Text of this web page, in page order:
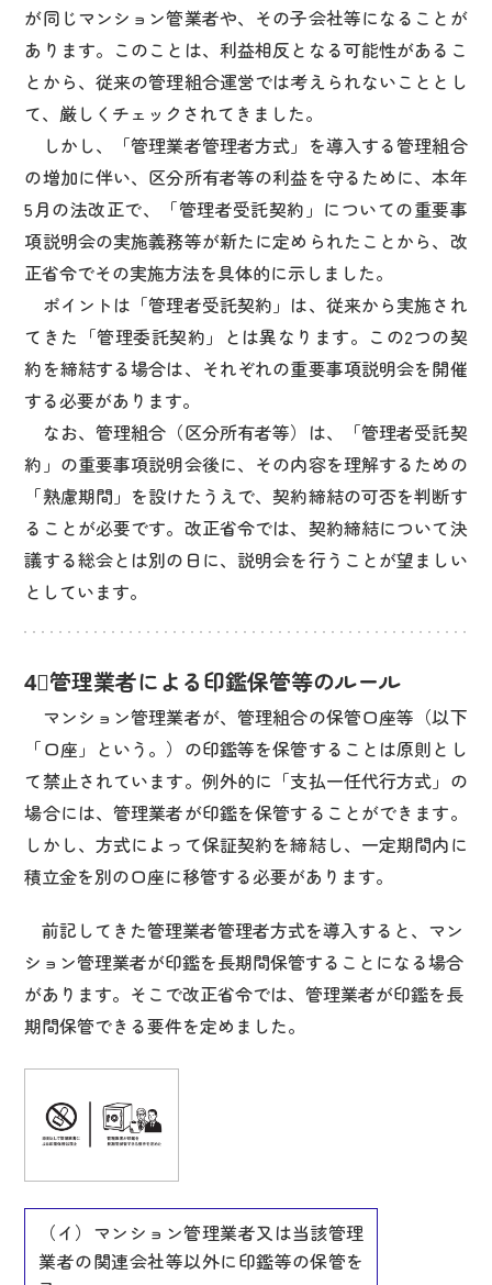
が同じマンション管業者や、その子会社等になることが
あります。このことは、利益相反となる可能性があるこ
とから、従来の管理組合運営では考えられないこととし
て、厳しくチェックされてきました。
しかし、「管理業者管理者方式」を導入する管理組合
の増加に伴い、区分所有者等の利益を守るために、本年
5月の法改正で、「管理者受託契約」についての重要事
項説明会の実施義務等が新たに定められたことから、改
正省令でその実施方法を具体的に示しました。
ポイントは「管理者受託契約」は、従来から実施され
てきた「管理委託契約」とは異なります。この2つの契
約を締結する場合は、それぞれの重要事項説明会を開催
する必要があります。
なお、管理組合（区分所有者等）は、「管理者受託契
約」の重要事項説明会後に、その内容を理解するための
「熟慮期間」を設けたうえで、契約締結の可否を判断す
ることが必要です。改正省令では、契約締結について決
議する総会とは別の日に、説明会を行うことが望ましい
としています。
4⃣管理業者による印鑑保管等のルール
マンション管理業者が、管理組合の保管口座等（以下
「口座」という。）の印鑑等を保管することは原則とし
て禁止されています。例外的に「支払一任代行方式」の
場合には、管理業者が印鑑を保管することができます。
しかし、方式によって保証契約を締結し、一定期間内に
積立金を別の口座に移管する必要があります。
前記してきた管理業者管理者方式を導入すると、マン
ション管理業者が印鑑を長期間保管することになる場合
があります。そこで改正省令では、管理業者が印鑑を長
期間保管できる要件を定めました。
（イ）マンション管理業者又は当該管理
業者の関連会社等以外に印鑑等の保管を